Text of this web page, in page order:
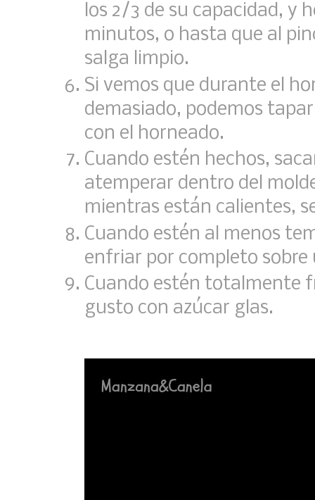
los 2/3 de su capacidad, y
minutos, o hasta que al
salga limpio.
Si vemos que durante el
demasiado, podemos
con el horneado.
Cuando estén hechos,
atemperar dentro del
mientras están calientes,
Cuando estén al menos
enfriar por completo sobre
Cuando estén totalmente
gusto con azúcar glas.